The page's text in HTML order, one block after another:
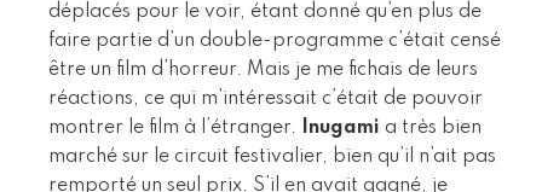
déplacés pour le voir, étant donné qu’en plus de
faire partie d’un double-programme c’était censé
être un film d’horreur. Mais je me fichais de leurs
réactions, ce qui m’intéressait c’était de pouvoir
montrer le film à l’étranger.
Inugami a très bien
marché sur le circuit festivalier, bien qu’il n’ait pas
remporté un seul prix. S’il en avait gagné, je